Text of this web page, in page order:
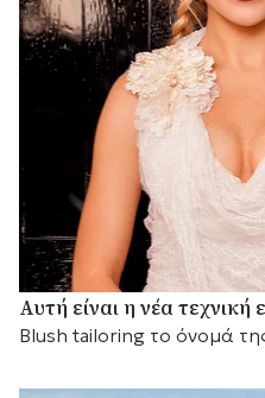
Αυτή είναι η νέα
Blush tailoring το όνομά